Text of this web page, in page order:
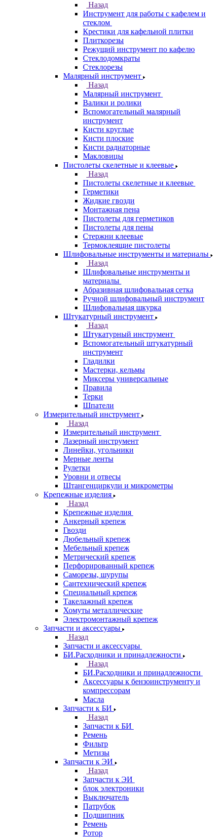
Назад
Инструмент для работы с кафелем и
стеклом
Крестики для кафельной плитки
Плиткорезы
Режущий инструмент по кафелю
Стеклодомкраты
Стеклорезы
Малярный инструмент
Назад
Малярный инструмент
Валики и ролики
Вспомогательный малярный
инструмент
Кисти круглые
Кисти плоские
Кисти радиаторные
Макловицы
Пистолеты скелетные и клеевые
Назад
Пистолеты скелетные и клеевые
Герметики
Жидкие гвозди
Монтажная пена
Пистолеты для герметиков
Пистолеты для пены
Стержни клеевые
Термоклеящие пистолеты
Шлифовальные инструменты и материалы
Назад
Шлифовальные инструменты и
материалы
Абразивная шлифовальная сетка
Ручной шлифовальный инструмент
Шлифовальная шкурка
Штукатурный инструмент
Назад
Штукатурный инструмент
Вспомогательный штукатурный
инструмент
Гладилки
Мастерки, кельмы
Миксеры универсальные
Правила
Терки
Шпатели
Измерительный инструмент
Назад
Измерительный инструмент
Лазерный инструмент
Линейки, угольники
Мерные ленты
Рулетки
Уровни и отвесы
Штангенциркули и микрометры
Крепежные изделия
Назад
Крепежные изделия
Анкерный крепеж
Гвозди
Дюбельный крепеж
Мебельный крепеж
Метрический крепеж
Перфорированный крепеж
Саморезы, шурупы
Сантехнический крепеж
Специальный крепеж
Такелажный крепеж
Хомуты металлические
Электромонтажный крепеж
Запчасти и аксессуары
Назад
Запчасти и аксессуары
БИ.Расходники и принадлежности
Назад
БИ.Расходники и принадлежности
Аксессуары к бензоинструменту и
компрессорам
Масла
Запчасти к БИ
Назад
Запчасти к БИ
Ремень
Фильтр
Метизы
Запчасти к ЭИ
Назад
Запчасти к ЭИ
блок электроники
Выключатель
Патрубок
Подшипник
Ремень
Ротор